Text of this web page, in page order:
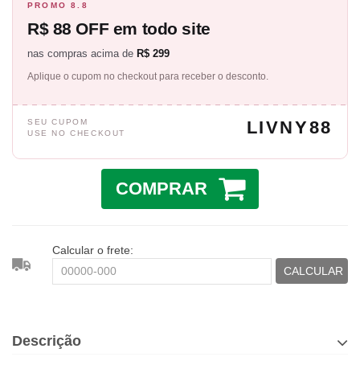
PROMO 8.8
R$ 88 OFF em todo site
nas compras acima de R$ 299
Aplique o cupom no checkout para receber o desconto.
SEU CUPOM
USE NO CHECKOUT
LIVNY88
COMPRAR
Calcular o frete:
CALCULAR
Descrição